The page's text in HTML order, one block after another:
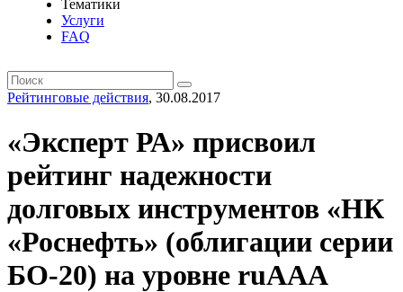
Тематики
Услуги
FAQ
Рейтинговые действия, 30.08.2017
«Эксперт РА» присвоил
рейтинг надежности
долговых инструментов «НК
«Роснефть» (облигации серии
БО-20) на уровне ruAAA